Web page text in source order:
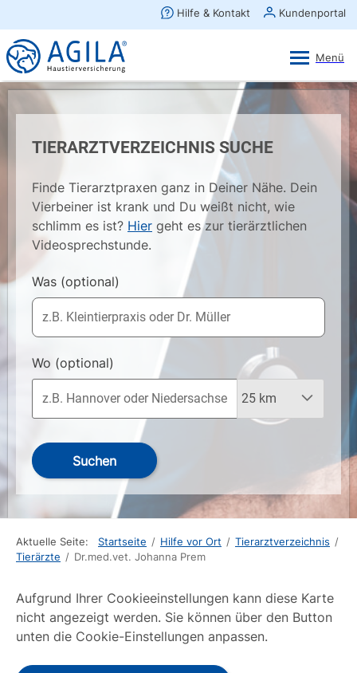
TIERARZTVERZEICHNIS SUCHE
Finde Tierarztpraxen ganz in Deiner Nähe. Dein
Vierbeiner ist krank und Du weißt nicht, wie
schlimm es ist? Hier geht es zur tierärztlichen
Videosprechstunde.
Was (optional)
Wo (optional)
Suchen
Aktuelle Seite: Startseite / Hilfe vor Ort / Tierarztverzeichnis /
Tierärzte / Dr.med.vet. Johanna Prem
Aufgrund Ihrer Cookieeinstellungen kann diese Karte
nicht angezeigt werden. Sie können über den Button
unten die Cookie-Einstellungen anpassen.
×
AGILA Kunden-App
Gratis - Im Play Store laden
Ansehen